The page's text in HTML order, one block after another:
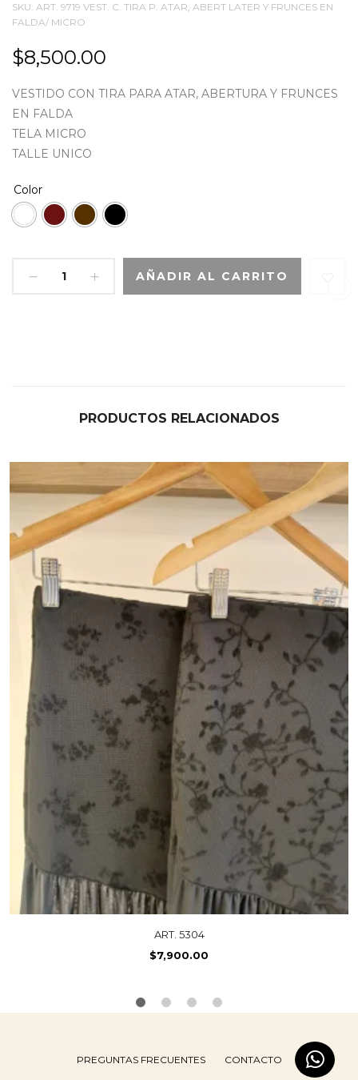
SKU: ART. 9719 VEST. C. TIRA P. ATAR, ABERT LATER Y FRUNCES EN
FALDA/ MICRO
$8,500.00
VESTIDO CON TIRA PARA ATAR, ABERTURA Y FRUNCES
EN FALDA
TELA MICRO
TALLE UNICO
Color
AÑADIR AL CARRITO
PRODUCTOS RELACIONADOS
ART. 5304
$7,900.00
PREGUNTAS FRECUENTES CONTACTO